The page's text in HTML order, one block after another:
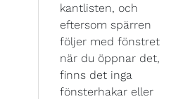
kantlisten, och
eftersom spärren
följer med fönstret
när du öppnar det,
finns det inga
fönsterhakar eller